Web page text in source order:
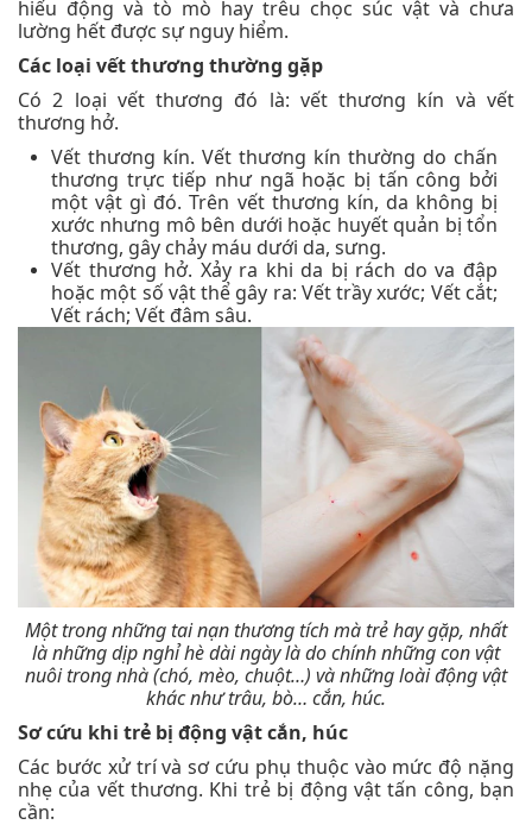
hiếu động và tò mò hay trêu chọc súc vật và chưa
lường hết được sự nguy hiểm.
Các loại vết thương thường gặp
Có 2 loại vết thương đó là: vết thương kín và vết
thương hở.
Vết thương kín. Vết thương kín thường do chấn
thương trực tiếp như ngã hoặc bị tấn công bởi
một vật gì đó. Trên vết thương kín, da không bị
xước nhưng mô bên dưới hoặc huyết quản bị tổn
thương, gây chảy máu dưới da, sưng.
Vết thương hở. Xảy ra khi da bị rách do va đập
hoặc một số vật thể gây ra: Vết trầy xước; Vết cắt;
Vết rách; Vết đâm sâu.
Một trong những tai nạn thương tích mà trẻ hay gặp, nhất
là những dịp nghỉ hè dài ngày là do chính những con vật
nuôi trong nhà (chó, mèo, chuột…) và những loài động vật
khác như trâu, bò… cắn, húc.
Sơ cứu khi trẻ bị động vật cắn, húc
Các bước xử trí và sơ cứu phụ thuộc vào mức độ nặng
nhẹ của vết thương. Khi trẻ bị động vật tấn công, bạn
cần: